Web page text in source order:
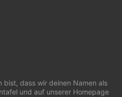
bist, dass wir deinen Namen als
und auf unserer Homepage